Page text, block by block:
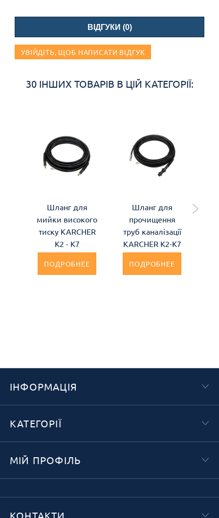
ВІДГУКИ (0)
УВІЙДІТЬ, ЩОБ НАПИСАТИ ВІДГУК
30 ІНШИХ ТОВАРІВ В ЦІЙ КАТЕГОРІЇ:
Шланг для
мийки високого
тиску KARCHER
К2 - К7
ПОДРОБНЕЕ
Шланг для
прочищення
труб каналізації
KARCHER K2-K7
ПОДРОБНЕЕ
ІНФОРМАЦІЯ
КАТЕГОРІЇ
МІЙ ПРОФІЛЬ
КОНТАКТИ